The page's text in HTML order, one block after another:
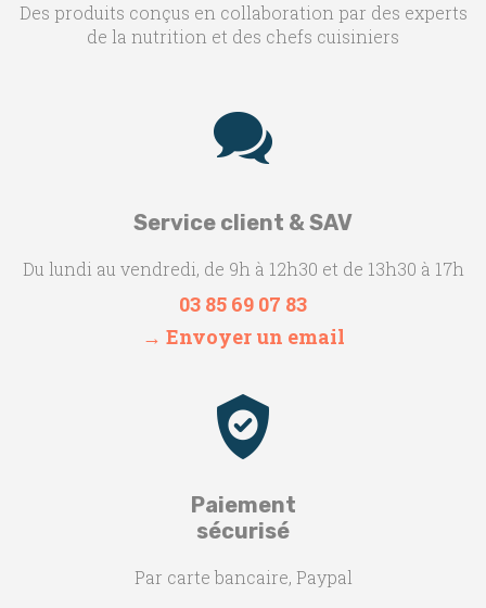
Des produits conçus en collaboration par des experts
de la nutrition et des chefs cuisiniers
Service client & SAV
Du lundi au vendredi, de 9h à 12h30 et de 13h30 à 17h
03 85 69 07 83
→ Envoyer un email
Paiement
sécurisé
Par carte bancaire, Paypal